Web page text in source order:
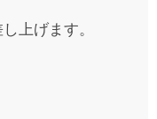
上げます。